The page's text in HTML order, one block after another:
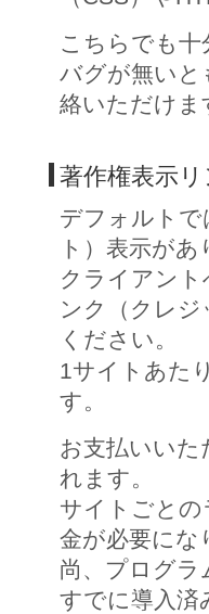
こちらでも
バグが無いと
絡いただけま
著作権表示
デフォルトで
ト）表示が
クライアント
ンク（クレ
ください。
1サイトあた
す。
お支払いい
れます。
サイトごと
金が必要にな
尚、プログ
すでに導入済